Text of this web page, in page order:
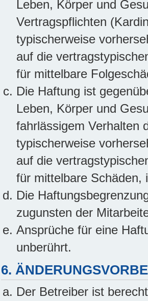
Leben, Körper und
Vertragspflichten
typischerweise
auf die
für mittelbare
Die Haftung ist
Leben, Körper und
fahrlässigem Verhalten
typischerweise
auf die
für mittelbare Schäden,
Die
zugunsten der
Ansprüche für eine
unberührt.
6.
Der Betreiber ist